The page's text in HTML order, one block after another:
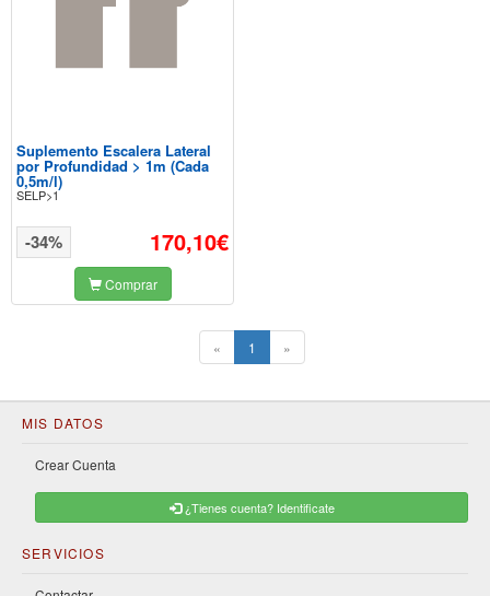
Suplemento Escalera Lateral
por Profundidad > 1m (Cada
0,5m/l)
SELP>1
170,10€
-34%
Comprar
« 1 (current)
»
MIS DATOS
Crear Cuenta
¿Tienes cuenta? Identificate
SERVICIOS